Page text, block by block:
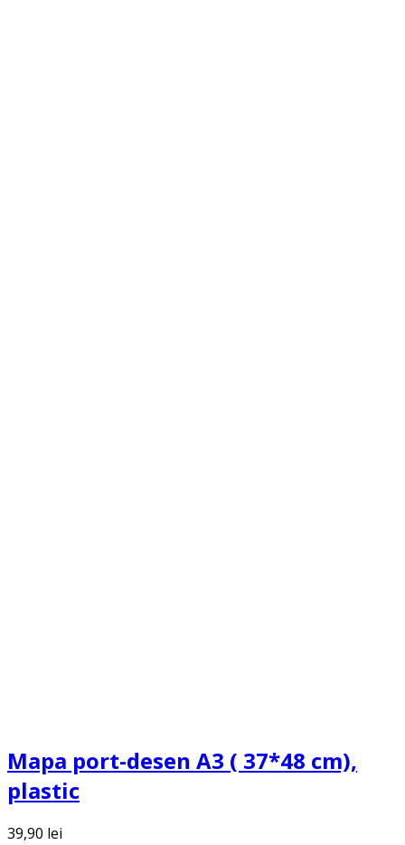
Mapa port-desen A3 ( 37*48 cm),
plastic
39,90 lei